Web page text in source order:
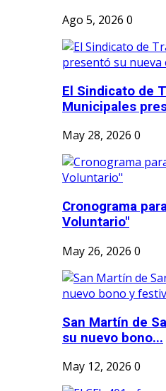
Ago 5, 2026 0
El Sindicato de
Municipales
May 28, 2026 0
Cronograma
Voluntario"
May 26, 2026 0
San Martín de
su nuevo bono...
May 12, 2026 0